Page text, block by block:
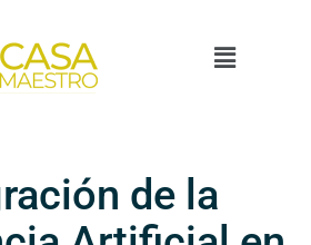
de la